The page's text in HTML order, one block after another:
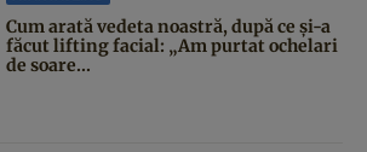
Cum arată vedeta noastră, după ce și-a
făcut lifting facial: „Am purtat ochelari
de soare...